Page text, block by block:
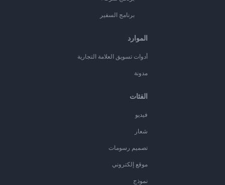
برنامج السفير
الموارد
أدوات تسويق العلامة التجارية
مدونة
الفئات
فيديو
شعار
تصميم رسومات
موقع إلكتروني
نموذج